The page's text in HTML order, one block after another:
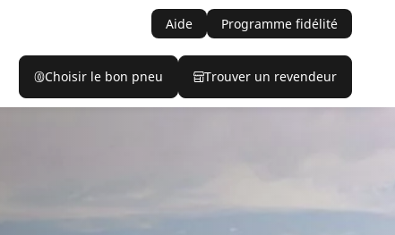
Aide Programme fidélité
Choisir le bon pneu Trouver un revendeur